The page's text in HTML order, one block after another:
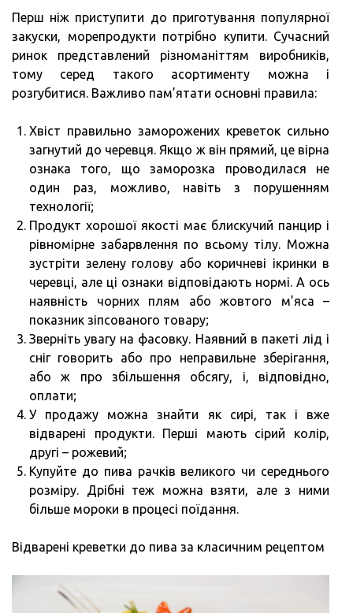
Перш ніж приступити до приготування популярної
закуски, морепродукти потрібно купити. Сучасний
ринок представлений різноманіттям виробників,
тому серед такого асортименту можна і
розгубитися. Важливо пам’ятати основні правила:
Хвіст правильно заморожених креветок сильно
загнутий до черевця. Якщо ж він прямий, це вірна
ознака того, що заморозка проводилася не
один раз, можливо, навіть з порушенням
технології;
Продукт хорошої якості має блискучий панцир і
рівномірне забарвлення по всьому тілу. Можна
зустріти зелену голову або коричневі ікринки в
черевці, але ці ознаки відповідають нормі. А ось
наявність чорних плям або жовтого м’яса –
показник зіпсованого товару;
Зверніть увагу на фасовку. Наявний в пакеті лід і
сніг говорить або про неправильне зберігання,
або ж про збільшення обсягу, і, відповідно,
оплати;
У продажу можна знайти як сирі, так і вже
відварені продукти. Перші мають сірий колір,
другі – рожевий;
Купуйте до пива рачків великого чи середнього
розміру. Дрібні теж можна взяти, але з ними
більше мороки в процесі поїдання.
Відварені креветки до пива за класичним рецептом